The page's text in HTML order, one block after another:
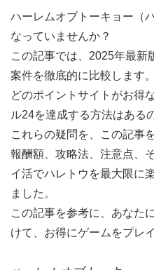
ハーレムオブトーキョー（
なっていませんか？
この記事では、2025年最新
案件を徹底的に比較します。
どのポイントサイトがお得
ル24を達成する方法はある
これらの疑問を、この記事
報酬額、攻略法、注意点、
イ活でハレトウを最大限に
ました。
この記事を参考に、あなた
けて、お得にゲームをプレ